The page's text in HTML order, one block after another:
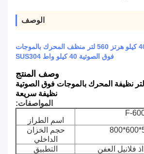
الوصف
التنظيف السريع 40 كيلو هرتز 560 لتر منظف المحرك بالموجات
فوق الصوتية 40 كيلو واط SUS304
وصف المنتج
40 كيلو هرتز 264 لتر نظيفة المحرك بالموجات فوق الصوتية
نظيفة سريعة
المواصفات:
اسم الطراز
F-
حجم الخزان
الداخلي
التطبيق
فلانيل العفن